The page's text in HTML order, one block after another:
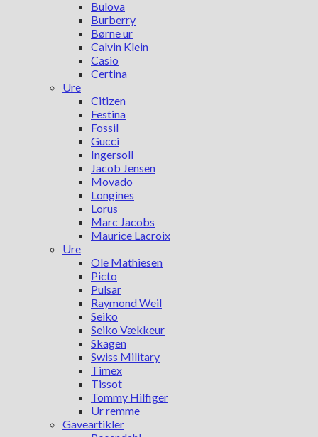
Bulova
Burberry
Børne ur
Calvin Klein
Casio
Certina
Ure
Citizen
Festina
Fossil
Gucci
Ingersoll
Jacob Jensen
Movado
Longines
Lorus
Marc Jacobs
Maurice Lacroix
Ure
Ole Mathiesen
Picto
Pulsar
Raymond Weil
Seiko
Seiko Vækkeur
Skagen
Swiss Military
Timex
Tissot
Tommy Hilfiger
Ur remme
Gaveartikler